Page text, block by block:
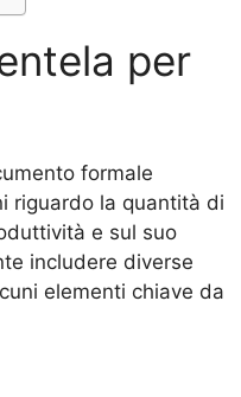
per
formale
riguardo la quantità di
e sul suo
includere diverse
elementi chiave da